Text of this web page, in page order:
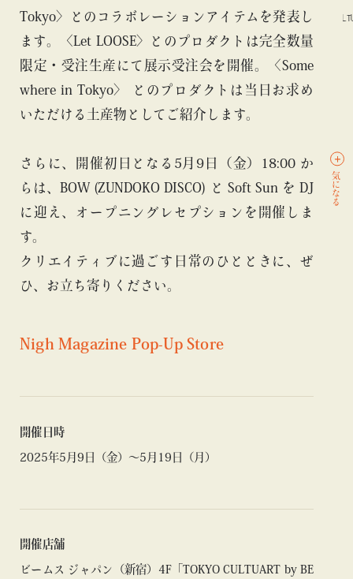
Tokyo〉とのコラボレーションアイテムを発表し
ます。〈Let LOOSE〉とのプロダクトは完全数量
限定・受注生産にて展示受注会を開催。〈Some
where in Tokyo〉 とのプロダクトは当日お求め
いただける土産物としてご紹介します。
さらに、開催初日となる5月9日（金）18:00 か
らは、BOW (ZUNDOKO DISCO) と Soft Sun を DJ
に迎え、オープニングレセプションを開催しま
す。
クリエイティブに過ごす日常のひとときに、ぜ
ひ、お立ち寄りください。
Nigh Magazine Pop-Up Store
開催日時
2025年5月9日（金）〜5月19日（月）
開催店舗
ビームス ジャパン（新宿）4F「TOKYO CULTUART by BE
#TOKYO CULTUART by BEAMS #アート #言葉 #TOKYO
気になる